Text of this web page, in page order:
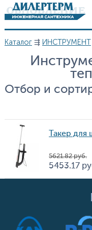
Перейти к основному
Вы здесь
Каталог⇶ ИНСТРУМЕНТ
Отбор и
Такер
5 621.82 руб.
5 453.17